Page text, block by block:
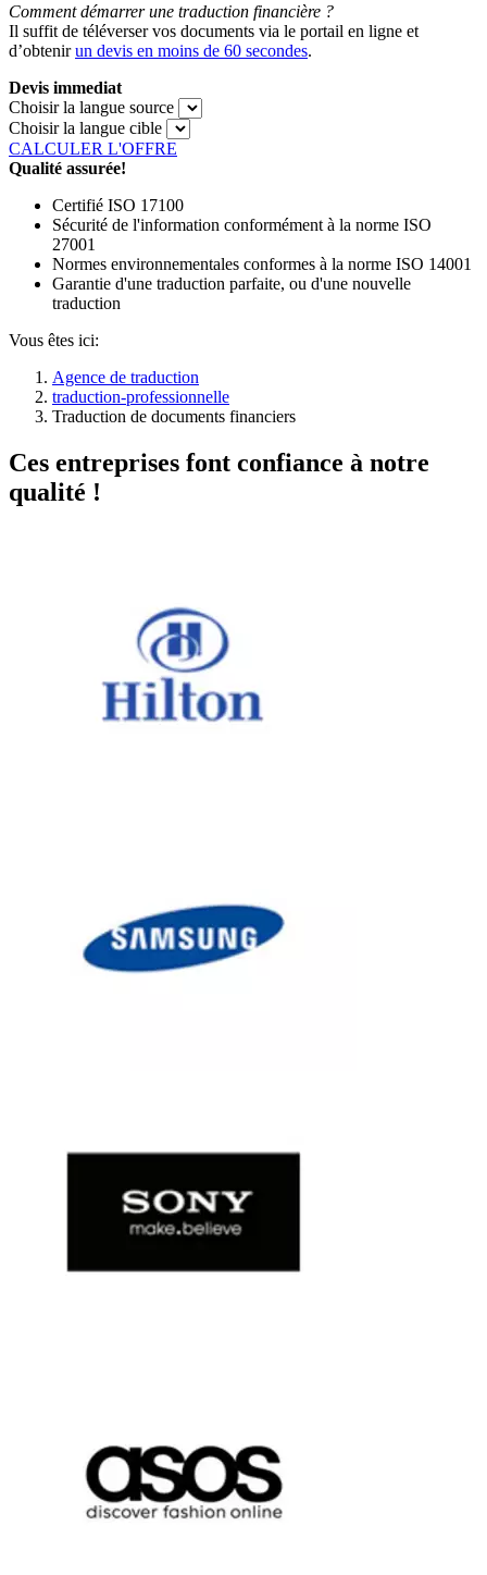
Comment démarrer une traduction financière ?
Il suffit de téléverser vos documents via le portail en ligne et
d’obtenirun devis en moins de 60 secondes.
Devis immediat
Choisir la langue source
Choisir la langue cible
CALCULER L'OFFRE
Qualité assurée!
Certifié ISO 17100
Sécurité de l'information conformément à la norme ISO
27001
Normes environnementales conformes à la norme ISO 14001
Garantie d'une traduction parfaite, ou d'une nouvelle
traduction
Vous êtes ici:
Agence de traduction
traduction-professionnelle
Traduction de documents financiers
Ces entreprises font confiance à notre
qualité !